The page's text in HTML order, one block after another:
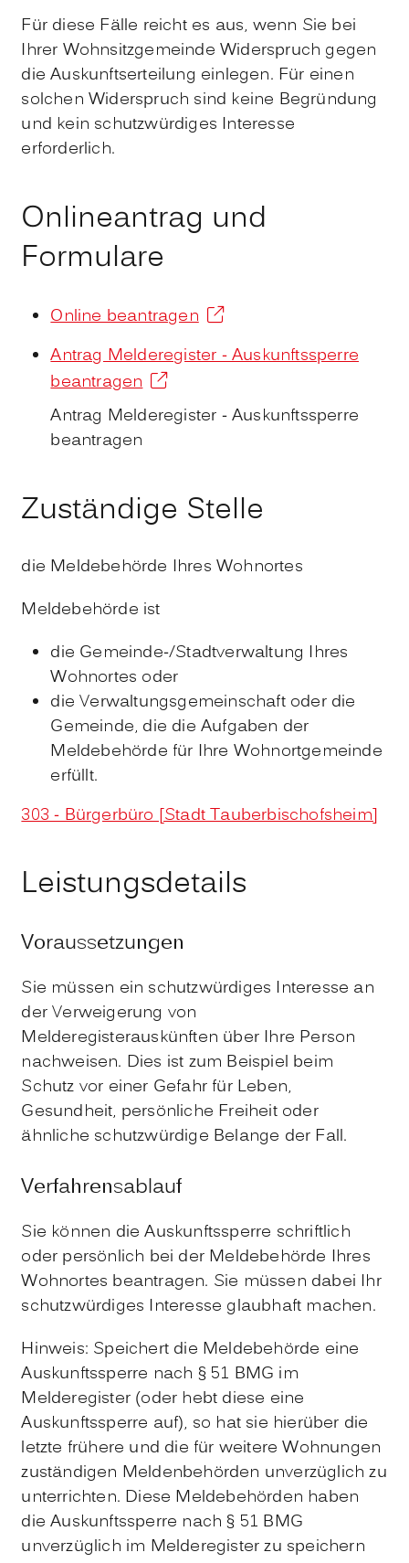
Für diese Fälle reicht es aus, wenn Sie bei
Ihrer Wohnsitzgemeinde Widerspruch gegen
die Auskunftserteilung einlegen. Für einen
solchen Widerspruch sind keine Begründung
und kein schutzwürdiges Interesse
erforderlich.
Onlineantrag und
Formulare
Online beantragen
Antrag Melderegister - Auskunftssperre
beantragen
Antrag Melderegister - Auskunftssperre
beantragen
Zuständige Stelle
die Meldebehörde Ihres Wohnortes
Meldebehörde ist
die Gemeinde-/Stadtverwaltung Ihres
Wohnortes oder
die Verwaltungsgemeinschaft oder die
Gemeinde, die die Aufgaben der
Meldebehörde für Ihre Wohnortgemeinde
erfüllt.
303 - Bürgerbüro [Stadt Tauberbischofsheim]
Leistungsdetails
Voraussetzungen
Sie müssen ein schutzwürdiges Interesse an
der Verweigerung von
Melderegisterauskünften über Ihre Person
nachweisen. Dies ist zum Beispiel beim
Schutz vor einer Gefahr für Leben,
Gesundheit, persönliche Freiheit oder
ähnliche schutzwürdige Belange der Fall.
Verfahrensablauf
Sie können die Auskunftssperre schriftlich
oder persönlich bei der Meldebehörde Ihres
Wohnortes beantragen. Sie müssen dabei Ihr
schutzwürdiges Interesse glaubhaft machen.
Hinweis: Speichert die Meldebehörde eine
Auskunftssperre nach § 51 BMG im
Melderegister (oder hebt diese eine
Auskunftssperre auf), so hat sie hierüber die
letzte frühere und die für weitere Wohnungen
zuständigen Meldenbehörden unverzüglich zu
unterrichten. Diese Meldebehörden haben
die Auskunftssperre nach § 51 BMG
unverzüglich im Melderegister zu speichern